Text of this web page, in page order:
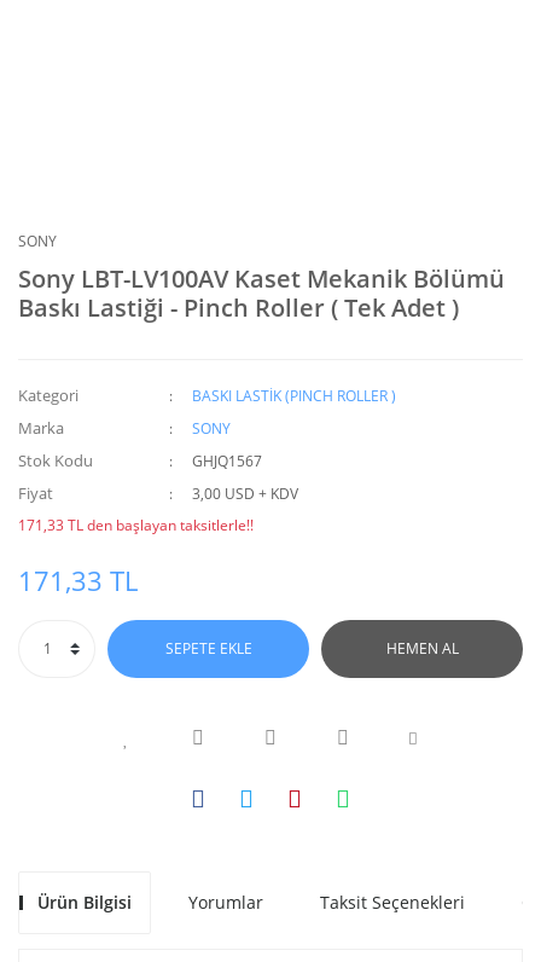
SONY
Sony LBT-LV100AV Kaset Mekanik Bölümü
Baskı Lastiği - Pinch Roller ( Tek Adet )
Kategori BASKI LASTİK (PINCH ROLLER )
Marka SONY
Stok Kodu GHJQ1567
Fiyat
3,00 USD + KDV
171,33 TL den başlayan taksitlerle!!
171,33 TL
SEPETE EKLE HEMEN AL
Ürün Bilgisi Yorumlar Taksit Seçenekleri